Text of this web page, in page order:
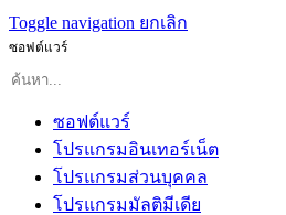
Toggle navigation ยกเลิก
ซอฟต์แวร์
ซอฟต์แวร์
โปรแกรมอินเทอร์เน็ต
โปรแกรมส่วนบุคคล
โปรแกรมมัลติมีเดีย